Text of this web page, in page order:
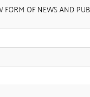
FORM OF NEWS AND